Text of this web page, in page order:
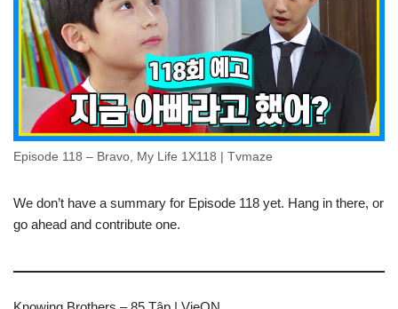
Episode 118 – Bravo, My Life 1X118 | Tvmaze
We don’t have a summary for Episode 118 yet. Hang in there, or
go ahead and contribute one.